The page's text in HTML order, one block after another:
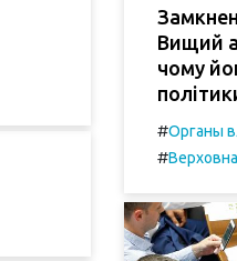
Вищий
чому
#Органы
#